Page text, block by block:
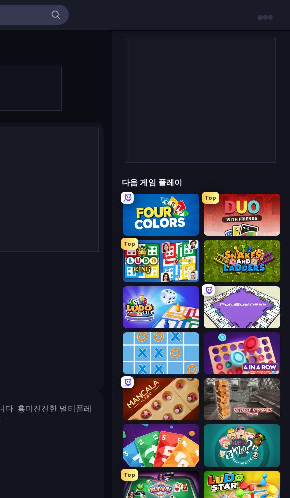
다. 흥미진진한 멀티플레
다음 게임 플레이
Top
DUO With Friends
Top
Ludo King Snakes and Ladders
Ludo Club PolyBusiness (Unofficial Monopoly)
Tic Tac Toe Online Connect 4 Online Multiplayer
Mancala Classic Table Tower Online
Foono Online Multiplayer Guess Who Online
Top